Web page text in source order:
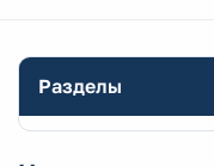
Разделы